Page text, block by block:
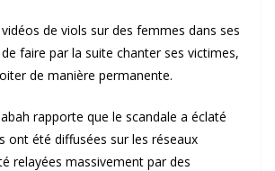
de viols sur des femmes dans ses
faire par la suite chanter ses victimes,
de manière permanente.
rapporte que le scandale a éclaté
ont été diffusées sur les réseaux
relayées massivement par des